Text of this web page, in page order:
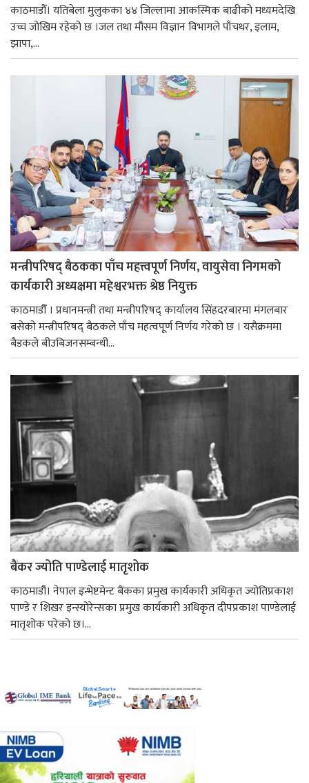
काठमाडौँ। यतिबेला मुलुकका ४४ जिल्लामा आकस्मिक बाढीको मध्यमदेखि
उच्च जोखिम रहेको छ ।जल तथा मौसम विज्ञान विभागले पाँचथर, इलाम,
झापा,...
मन्त्रीपरिषद् बैठकका पाँच महत्त्वपूर्ण निर्णय, वायुसेवा निगमको
कार्यकारी अध्यक्षमा महेश्वरभक्त श्रेष्ठ नियुक्त
काठमाडौँ । प्रधानमन्त्री तथा मन्त्रीपरिषद् कार्यालय सिंहदरबारमा मंगलबार
बसेको मन्त्रीपरिषद् बैठकले पाँच महत्वपूर्ण निर्णय गरेको छ । यसैक्रममा
बैडकले बीउबिजनसम्बन्धी...
बैंकर ज्योति पाण्डेलाई मातृशोक
काठमाडौं। नेपाल इन्भेष्टमेन्ट बैंकका प्रमुख कार्यकारी अधिकृत ज्योतिप्रकाश
पाण्डे र शिखर इन्स्योरेन्सका प्रमुख कार्यकारी अधिकृत दीपप्रकाश पाण्डेलाई
मातृशोक परेको छ।...